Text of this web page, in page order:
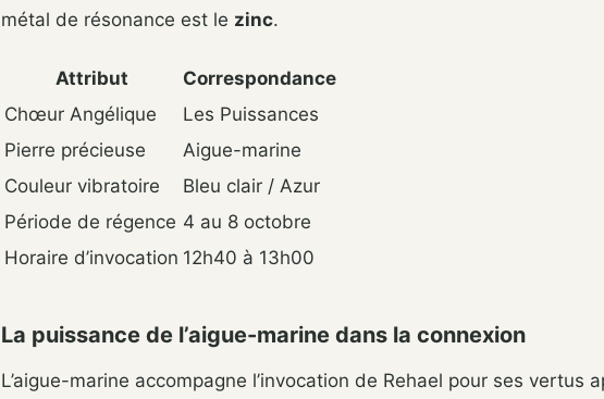
métal de résonance est le zinc.
Attribut
Correspondance
Chœur Angélique
Les Puissances
Pierre précieuse
Aigue-marine
Couleur vibratoire
Bleu clair / Azur
Période de régence 4 au 8 octobre
Horaire d’invocation 12h40 à 13h00
La puissance de l’aigue-marine dans la connexion
L’aigue-marine accompagne l’invocation de Rehael pour ses vertus